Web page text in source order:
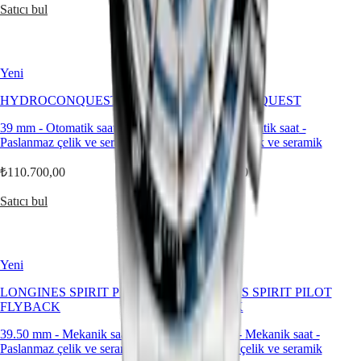
Saatleri
göre
Renge
göre
Kayışlar
Kayışlar
Kayışlar
Bakım
Satıcı bul Satıcı bul
Yeni
HYDROCONQUEST
39 mm - Otomatik saat
Paslanmaz çelik ve seramik
₺110.700,00
Satıcı bul
Yeni
HYDROCONQUEST
39 mm- Otomatik saat-
Paslanmaz çelik ve seramik
₺110.700,00
Satıcı bul
Yeni
LONGINES SPIRIT PILOT
FLYBACK
39.50 mm - Mekanik saat
Paslanmaz çelik ve seramik
Yeni
LONGINES SPIRIT PILOT
FLYBACK
39.50 mm
- Mekanik saat-
Paslanmaz çelik ve seramik